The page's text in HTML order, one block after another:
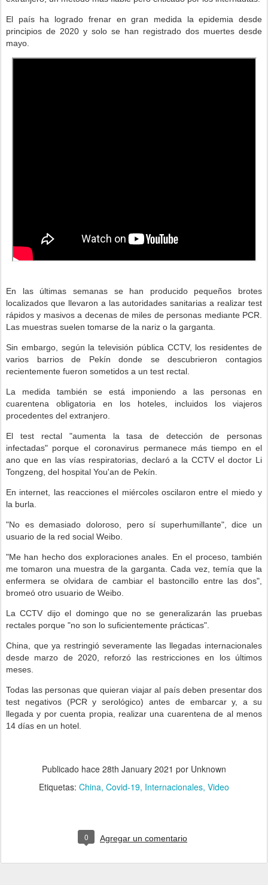
El país ha logrado frenar en gran medida la epidemia desde
principios de 2020 y solo se han registrado dos muertes desde
mayo.
En las últimas semanas se han producido pequeños brotes
localizados que llevaron a las autoridades sanitarias a realizar test
rápidos y masivos a decenas de miles de personas mediante PCR.
Las muestras suelen tomarse de la nariz o la garganta.
Sin embargo, según la televisión pública CCTV, los residentes de
varios barrios de Pekín donde se descubrieron contagios
recientemente fueron sometidos a un test rectal.
La medida también se está imponiendo a las personas en
cuarentena obligatoria en los hoteles, incluidos los viajeros
procedentes del extranjero.
El test rectal "aumenta la tasa de detección de personas
infectadas" porque el coronavirus permanece más tiempo en el
ano que en las vías respiratorias, declaró a la CCTV el doctor Li
Tongzeng, del hospital You'an de Pekín.
En internet, las reacciones el miércoles oscilaron entre el miedo y
la burla.
"No es demasiado doloroso, pero sí superhumillante", dice un
usuario de la red social Weibo.
"Me han hecho dos exploraciones anales. En el proceso, también
me tomaron una muestra de la garganta. Cada vez, temía que la
enfermera se olvidara de cambiar el bastoncillo entre las dos",
bromeó otro usuario de Weibo.
La CCTV dijo el domingo que no se generalizarán las pruebas
rectales porque "no son lo suficientemente prácticas".
China, que ya restringió severamente las llegadas internacionales
desde marzo de 2020, reforzó las restricciones en los últimos
meses.
Todas las personas que quieran viajar al país deben presentar dos
test negativos (PCR y serológico) antes de embarcar y, a su
llegada y por cuenta propia, realizar una cuarentena de al menos
14 días en un hotel.
Publicado hace 28th January 2021 por Unknown
Etiquetas: China Covid-19 Internacionales Video
0 Agregar un comentario